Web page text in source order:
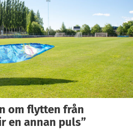
om flytten från
en annan puls”